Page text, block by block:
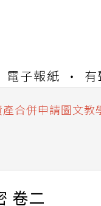
電子報紙 有
通申請
合併申請圖文教
通申請
卷二